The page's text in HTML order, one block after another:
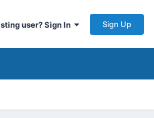
user? Sign In Sign Up